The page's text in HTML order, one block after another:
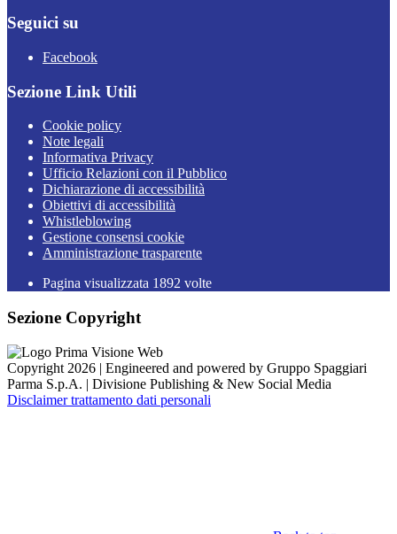
Seguici su
Facebook
Sezione Link Utili
Cookie policy
Note legali
Informativa Privacy
Ufficio Relazioni con il Pubblico
Dichiarazione di accessibilità
Obiettivi di accessibilità
Whistleblowing
Gestione consensi cookie
Amministrazione trasparente
Pagina visualizzata 1892 volte
Sezione Copyright
Copyright 2026 | Engineered and powered by Gruppo Spaggiari
Parma S.p.A. | Divisione Publishing & New Social Media
Disclaimer trattamento dati personali